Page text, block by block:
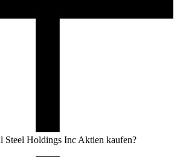
Steel Holdings Inc Aktien kaufen?